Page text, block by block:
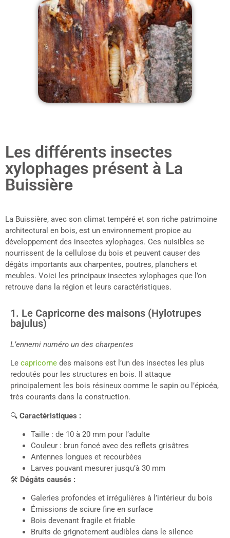
Les différents insectes
xylophages présent à La
Buissière
La Buissière, avec son climat tempéré et son riche patrimoine
architectural en bois, est un environnement propice au
développement des insectes xylophages. Ces nuisibles se
nourrissent de la cellulose du bois et peuvent causer des
dégâts importants aux charpentes, poutres, planchers et
meubles. Voici les principaux insectes xylophages que l’on
retrouve dans la région et leurs caractéristiques.
1. Le Capricorne des maisons (Hylotrupes
bajulus)
L’ennemi numéro un des charpentes
Le capricorne des maisons est l’un des insectes les plus
redoutés pour les structures en bois. Il attaque
principalement les bois résineux comme le sapin ou l’épicéa,
très courants dans la construction.
🔍 Caractéristiques :
Taille : de 10 à 20 mm pour l’adulte
Couleur : brun foncé avec des reflets grisâtres
Antennes longues et recourbées
Larves pouvant mesurer jusqu’à 30 mm
🛠 Dégâts causés :
Galeries profondes et irrégulières à l’intérieur du bois
Émissions de sciure fine en surface
Bois devenant fragile et friable
Bruits de grignotement audibles dans le silence